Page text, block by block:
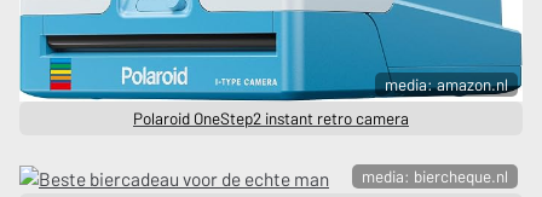
media: amazon.nl
Polaroid OneStep2 instant retro camera
media: biercheque.nl